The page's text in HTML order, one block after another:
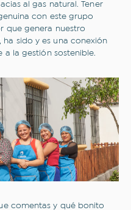
al gas natural. Tener
con este grupo
que genera nuestro
ha sido y es una conexión
la gestión sostenible.
comentas y qué bonito